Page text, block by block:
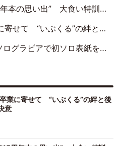
訓・守護霊企画・制服グラビア…盛りだくさんの裏話
ぶくる”の絆と後輩・龍頭綺音の決意
せる表情や、声優を志したきっかけなどを語った必読のインタビューを掲載
業に寄せて “いぶくる”の絆と後
意